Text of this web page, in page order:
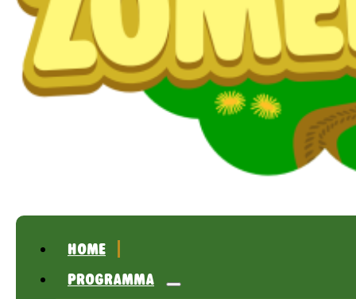
HOME
PROGRAMMA